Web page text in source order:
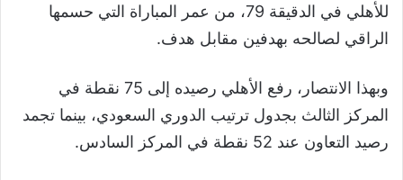
للأهلي في الدقيقة 79، من عمر المباراة التي حسمها
الراقي لصالحه بهدفين مقابل هدف.
وبهذا الانتصار، رفع الأهلي رصيده إلى 75 نقطة في
المركز الثالث بجدول ترتيب الدوري السعودي، بينما تجمد
رصيد التعاون عند 52 نقطة في المركز السادس.